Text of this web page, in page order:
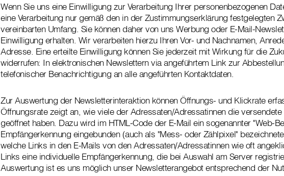
Wenn Sie uns eine Einwilligung zur Verarbeitung Ihrer personenbezogenen
eine Verarbeitung nur gemäß den in der Zustimmungserklärung festgelegten
vereinbarten Umfang. Sie können daher von uns Werbung oder E-Mail-
Einwilligung erhalten. Wir verarbeiten hierzu Ihren Vor- und Nachnamen,
Adresse. Eine erteilte Einwilligung können Sie jederzeit mit Wirkung für die
widerrufen: In elektronischen Newslettern via angeführtem Link zur
telefonischer Benachrichtigung an alle angeführten Kontaktdaten.
Zur Auswertung der Newsletterinteraktion können Öffnungs- und Klickrate
Öffnungsrate zeigt an, wie viele der Adressaten/Adressatinnen die
geöffnet haben. Dazu wird im HTML-Code der E-Mail ein sogenannter "Web-
Empfängerkennung eingebunden (auch als "Mess- oder Zählpixel"
welche Links in den E-Mails von den Adressaten/Adressatinnen wie oft
Links eine individuelle Empfängerkennung, die bei Auswahl am Server
Auswertung ist es uns möglich unser Newsletterangebot entsprechend der